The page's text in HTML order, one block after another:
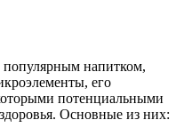
напитком,
его
потенциальными
Основные из них: